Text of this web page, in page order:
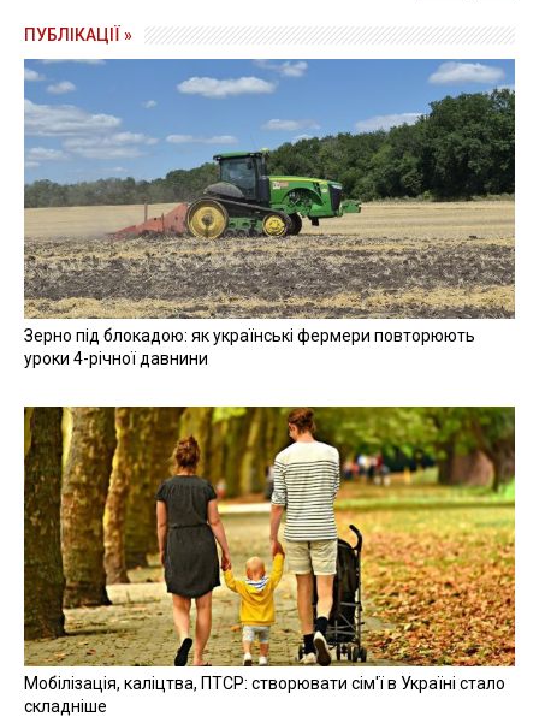
ПУБЛІКАЦІЇ »
Зерно під блокадою: як українські фермери повторюють
уроки 4-річної давнини
Мобілізація, каліцтва, ПТСР: створювати сім'ї в Україні стало
складніше